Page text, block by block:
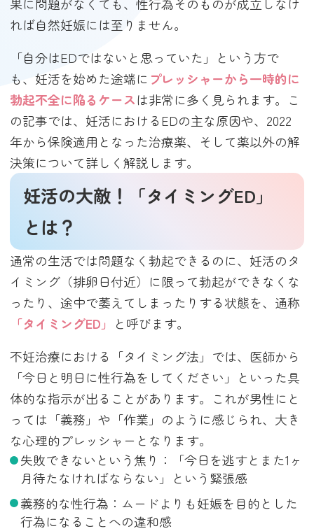
れば自然妊娠には至りません。
「自分はEDではないと思っていた」という方で
も、妊活を始めた途端に プレッシャーから一時的に
勃起不全に陥るケースは非常に多く見られます。こ
の記事では、妊活におけるEDの主な原因や、2022
年から保険適用となった治療薬、そして薬以外の解
決策について詳しく解説します。
妊活の大敵！「タイミングED」
とは？
通常の生活では問題なく勃起できるのに、妊活のタ
イミング（排卵日付近）に限って勃起ができなくな
ったり、途中で萎えてしまったりする状態を、通称
「タイミングED」
と呼びます。
不妊治療における「タイミング法」では、医師から
「今日と明日に性行為をしてください」といった具
体的な指示が出ることがあります。これが男性にと
っては「義務」や「作業」のように感じられ、大き
な心理的プレッシャーとなります。
失敗できないという焦り：
「今日を逃すとまた1ヶ
月待たなければならない」という緊張感
義務的な性行為： ムードよりも妊娠を目的とした
行為になることへの違和感